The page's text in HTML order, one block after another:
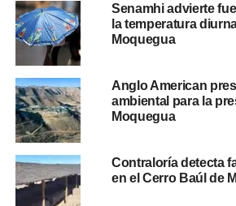
RELATED TOPICS:
AREINCRI
DELITO CONTRA LA LIBERTAD SEXUAL
DETENCIÓN EN FLAGRANCIA
MENOR DE EDAD
MOQUEGUA
SEGURIDAD CIUDADANA
TENTATIVA
UP NEXT
Confirman cadena perpetua
trata de personas y explotación
menores en Ilo
DON'T MISS
Senamhi advierte
la temperatura
Moquegua
Anglo American
ambiental para la
Moquegua
Contraloría detecta
en el Cerro Baúl de